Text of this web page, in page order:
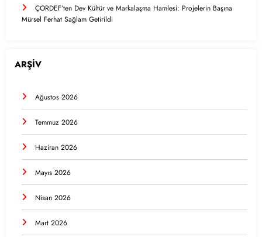
ÇORDEF’ten Dev Kültür ve Markalaşma Hamlesi: Projelerin Başına
Mürsel Ferhat Sağlam Getirildi
ARŞİV
Ağustos 2026
Temmuz 2026
Haziran 2026
Mayıs 2026
Nisan 2026
Mart 2026